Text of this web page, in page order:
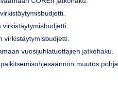
virkistäytymisbudjetti.
vuosijuhlatuottajien jatkohaku.
muutos